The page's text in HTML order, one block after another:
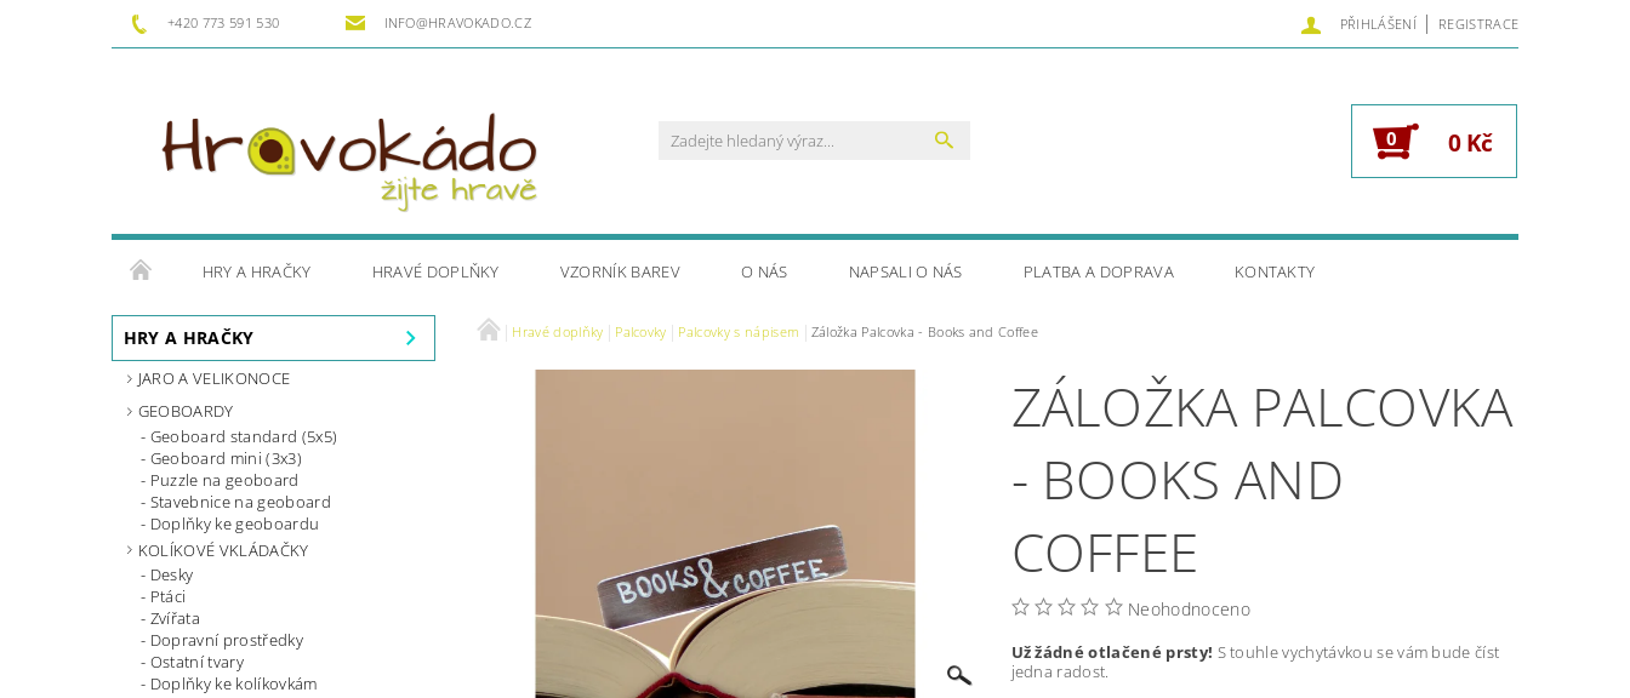
+420 773 591 530 INFO@HRAVOKADO.CZ PŘIHLÁŠENÍ | REGISTRACE
0 0 Kč
HRY A HRAČKY HRAVÉ DOPLŇKY VZORNÍK BAREV O NÁS NAPSALI O NÁS PLATBA A DOPRAVA KONTAKTY
HRY A HRAČKY
JARO A VELIKONOCE
GEOBOARDY
Geoboard standard (5x5)
Geoboard mini (3x3)
Puzzle na geoboard
Stavebnice na geoboard
Doplňky ke geoboardu
KOLÍKOVÉ VKLÁDAČKY
Desky
Ptáci
Zvířata
Dopravní prostředky
Ostatní tvary
Doplňky ke kolíkovkám
Hravé doplňky Palcovky Palcovky s nápisem Záložka Palcovka - Books and Coffee
ZÁLOŽKA PALCOVKA
- BOOKS AND
COFFEE
Neohodnoceno
Už žádné otlačené prsty! S touhle vychytávkou se vám bude číst
jedna radost.